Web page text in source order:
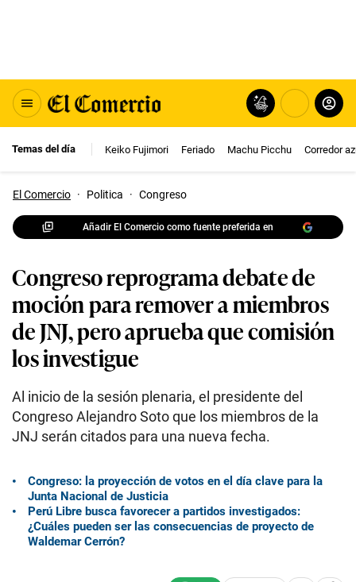
Temas del día Keiko Fujimori Feriado Machu Picchu Corredor
El Comercio · Politica · Congreso
Añadir El Comercio como fuente preferida en
Congreso reprograma debate de
moción para remover a miembros
de JNJ, pero aprueba que comisión
los investigue
Al inicio de la sesión plenaria, el presidente del
Congreso Alejandro Soto que los miembros de la
JNJ serán citados para una nueva fecha.
Congreso: la proyección de votos en el día clave para la
Junta Nacional de Justicia
Perú Libre busca favorecer a partidos investigados:
¿Cuáles pueden ser las consecuencias de proyecto de
Waldemar Cerrón?